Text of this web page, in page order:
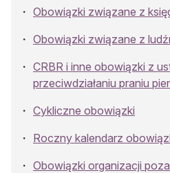
Obowiązki związane z
Obowiązki związane z
CRBR i inne obowiązki z
przeciwdziałaniu praniu
Cykliczne obowiązki
Roczny kalendarz
Obowiązki organizacji